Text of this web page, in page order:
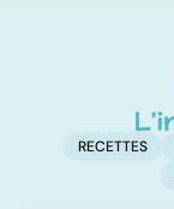
RECETTES